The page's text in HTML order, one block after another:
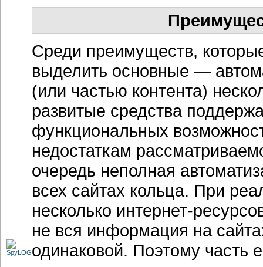
Среди преимуществ,
выделить основные —
(или частью контента)
развитые средства
функциональных
недостаткам
очередь неполная
всех сайтах кольца. При
несколько интернет-
не вся информация на
одинаковой. Поэтому часть